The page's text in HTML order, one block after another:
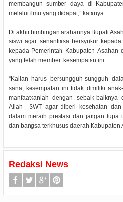
membangun sumber daya di
melalui ilmu yang didapat,” katanya.
Di akhir bimbingan arahannya Bupati
siswi agar senantiasa bersyukur
kepada Pemerintah Kabupaten Asahan
yang telah memberi kesempatan ini.
“Kalian harus bersungguh-sungguh
sana, kesempatan ini tidak dimiliki
manfaatkanlah dengan sebaik-
Allah SWT agar diberi kesehatan dan
dalam meraih prestasi dan jangan lupa
dan bangsa terkhusus daerah Kabupaten
Redaksi News